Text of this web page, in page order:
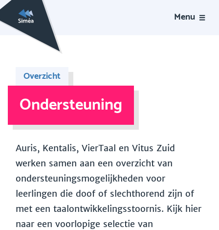
Menu
Overzicht
Ondersteuning
Auris, Kentalis, VierTaal en Vitus Zuid
werken samen aan een overzicht van
ondersteuningsmogelijkheden voor
leerlingen die doof of slechthorend zijn of
met een taalontwikkelingsstoornis. Kijk hier
naar een voorlopige selectie van